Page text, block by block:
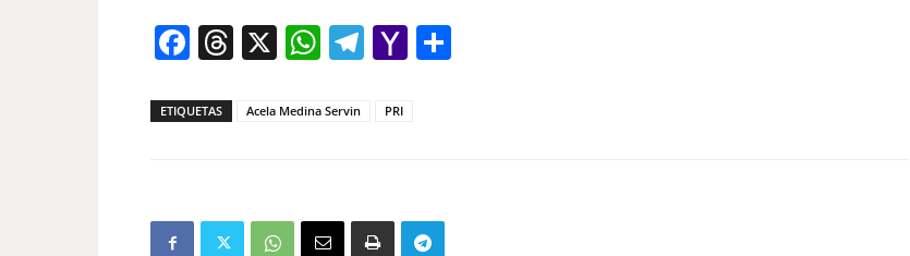
Facebook
Threads
X WhatsApp
Telegram
Yahoo
ETIQUETAS Acela Medina Servin PRI